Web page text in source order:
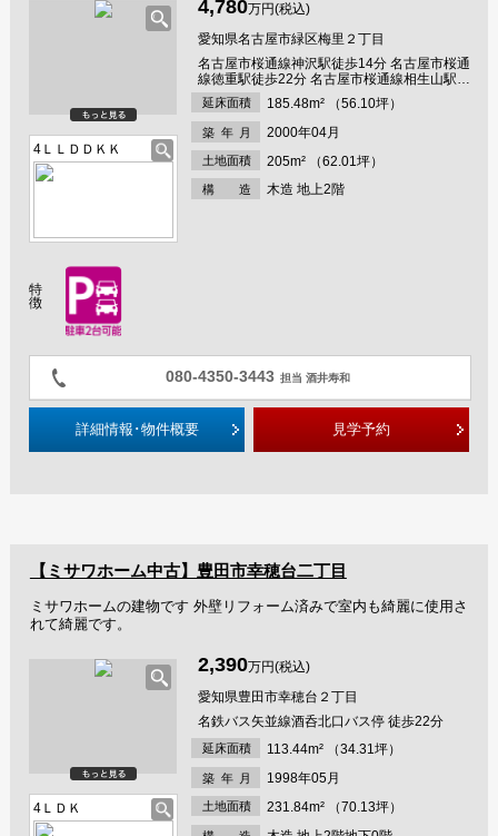
すことも可能です
4ＬＬＤＤＫＫ
4,780万円(税込)
愛知県名古屋市緑区梅里２丁目
名古屋市桜通線神沢駅徒歩14分 名古屋市桜通
線徳重駅徒歩22分 名古屋市桜通線相生山駅徒
歩22分
延床面積 185.48m² （56.10坪）
築年 月 2000年04月
土地面積 205m² （62.01坪）
構 造 木造 地上2階
特
徴
080-4350-3443 担当 酒井寿和
詳細情報･物件概要 見学予約
【ミサワホーム中古】豊田市幸穂台二丁目
ミサワホームの建物です 外壁リフォーム済みで室内も綺麗に使用さ
れて綺麗です。
4ＬＤＫ
2,390万円(税込)
愛知県豊田市幸穂台２丁目
名鉄バス矢並線酒呑北口バス停 徒歩22分
延床面積 113.44m² （34.31坪）
築年 月 1998年05月
土地面積 231.84m² （70.13坪）